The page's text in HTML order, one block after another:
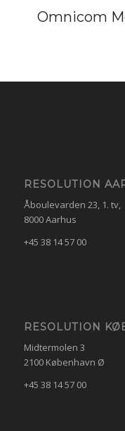
Omnicom
RESOLUTION
Åboulevarden 23, 1. tv,
8000 Aarhus
+45 38 14 57 00
RESOLUTION
Midtermolen 3
2100 København Ø
+45 38 14 57 00